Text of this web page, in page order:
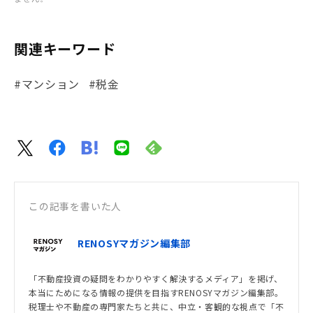
関連キーワード
#マンション #税金
この記事を書いた人
RENOSYマガジン編集部
「不動産投資の疑問をわかりやすく解決するメディア」を掲げ、
本当にためになる情報の提供を目指すRENOSYマガジン編集部。
税理士や不動産の専門家たちと共に、中立・客観的な視点で「不